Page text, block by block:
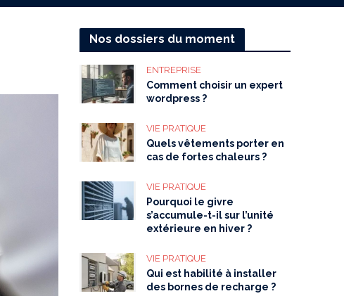
Nos dossiers du moment
ENTREPRISE
Comment choisir un expert
wordpress ?
VIE PRATIQUE
Quels vêtements porter en
cas de fortes chaleurs ?
VIE PRATIQUE
Pourquoi le givre
s’accumule-t-il sur l’unité
extérieure en hiver ?
VIE PRATIQUE
Qui est habilité à installer
des bornes de recharge ?